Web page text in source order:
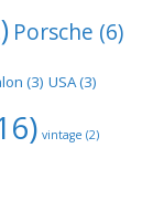
Porsche (6)
(3) USA(3)
vintage (2)